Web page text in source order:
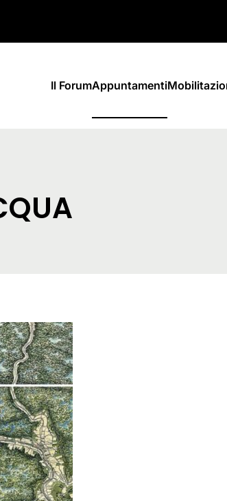
Il ForumAppuntamenti